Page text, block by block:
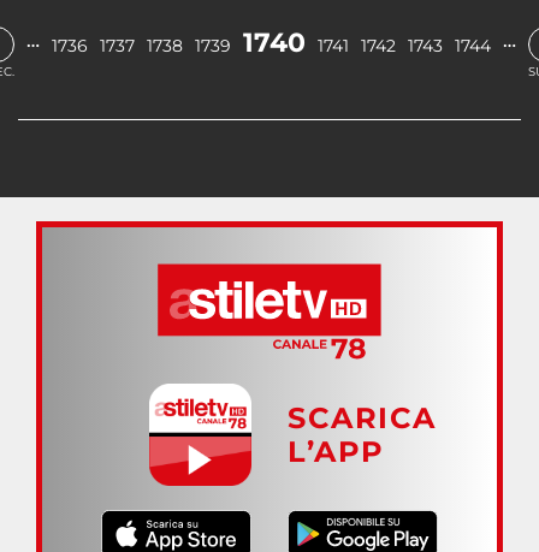
… 1736 1737 1738 1739 1740 1741 1742 1743 1744 …
SCARICA
L’APP